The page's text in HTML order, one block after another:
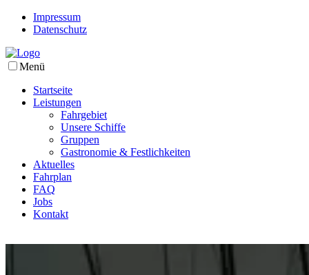
Impressum
Datenschutz
Menü
Startseite
Leistungen
Fahrgebiet
Unsere Schiffe
Gruppen
Gastronomie & Festlichkeiten
Aktuelles
Fahrplan
FAQ
Jobs
Kontakt